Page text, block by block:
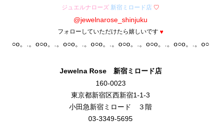
ジュエルナローズ 新宿ミロード店 ♡
@jewelnarose_shinjuku
フォローしていただけたら嬉しいです ♥
○o。.。o○o。.。o○o。.。o○o。.。o○o。.。o○o。.。o○o。.。o○
Jewelna Rose 新宿ミロード店
160-0023
東京都新宿区西新宿1-1-3
小田急新宿ミロード ３階
03-3349-5695